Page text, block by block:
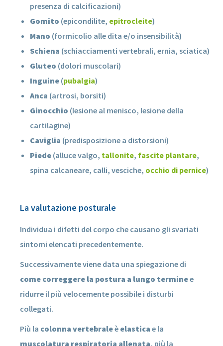
presenza di calcificazioni)
Gomito (epicondilite, epitrocleite)
Mano (formicolio alle dita e/o insensibilità)
Schiena (schiacciamenti vertebrali, ernia, sciatica)
Gluteo (dolori muscolari)
Inguine (pubalgia)
Anca (artrosi, borsiti)
Ginocchio (lesione al menisco, lesione della
cartilagine)
Caviglia (predisposizione a distorsioni)
Piede (alluce valgo, tallonite, fascite plantare,
spina calcaneare, calli, vesciche, occhio di pernice)
La valutazione posturale
Individua i difetti del corpo che causano gli svariati
sintomi elencati precedentemente.
Successivamente viene data una spiegazione di
come correggere la postura a lungo terminee
ridurre il più velocemente possibile i disturbi
collegati.
Più la colonna vertebraleè elastica e la
muscolatura respiratoria allenata, più la